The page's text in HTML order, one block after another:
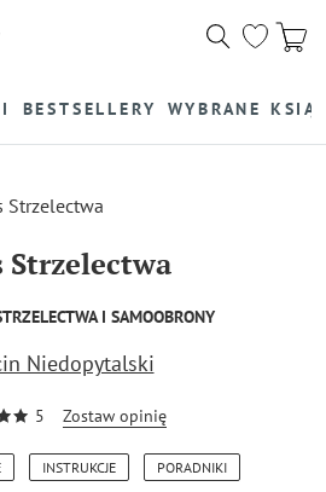
BESTSELLERY WYBRANE
Strzelectwa
I SAMOOBRONY
Niedopytalski
5 Zostaw opinię
INSTRUKCJE PORADNIKI